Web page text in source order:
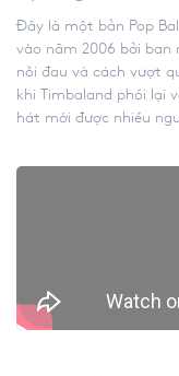
Đây là một bản Pop
vào năm 2006 bởi ban
nỗi đau và cách vượt
khi Timbaland phối lại
hát mới được nhiều